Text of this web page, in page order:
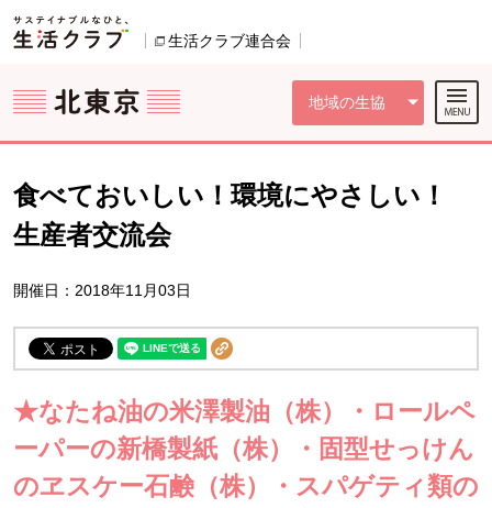
ページの先頭です。
生活クラブ連合会
地域の生協
ここからサイト内共通メニューです。
サイト内共通メニューをスキップする
サイト内共通メニューここまで。
食べておいしい！環境にやさしい！
生産者交流会
開催日：2018年11月03日
★なたね油の米澤製油（株）・ロールペ
ーパーの新橋製紙（株）・固型せっけん
のヱスケー石鹸（株）・スパゲティ類の